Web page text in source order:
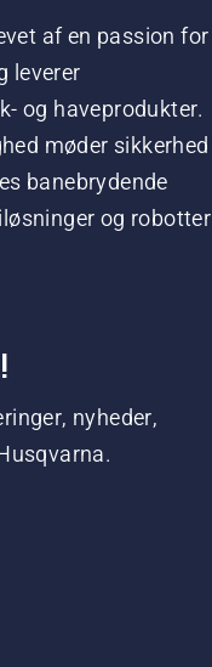
af en passion for
leverer
og haveprodukter.
møder sikkerhed
banebrydende
og robotter
nyheder,